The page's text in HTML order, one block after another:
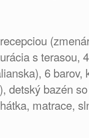
s terasou,
6 barov,
detský bazén
matrace,